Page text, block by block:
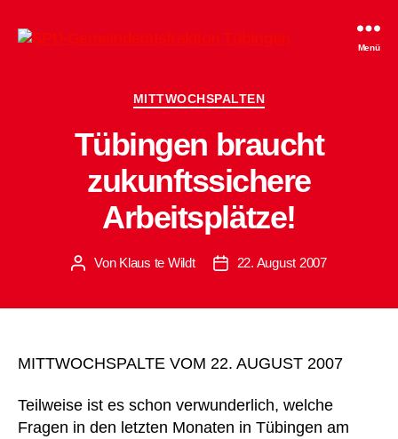
SPD-
Menü
Kategorien
MITTWOCHSPALTEN
Tübingen braucht
zukunftssichere
Arbeitsplätze!
Beitragsautor
Von Klaus te Wildt Beitragsdatum
22. August 2007
MITTWOCHSPALTE VOM 22. AUGUST 2007
Teilweise ist es schon verwunderlich, welche
Fragen in den letzten Monaten in Tübingen am